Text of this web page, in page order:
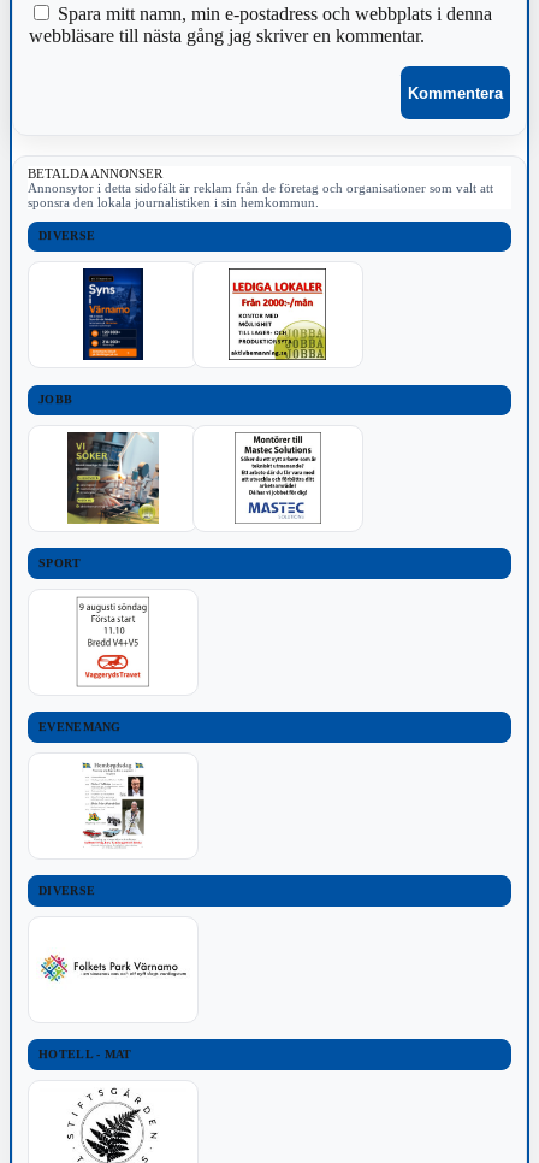
Spara mitt namn, min e-postadress och webbplats i denna
webbläsare till nästa gång jag skriver en kommentar.
BETALDA ANNONSER
Annonsytor i detta sidofält är reklam från de företag och organisationer som valt att
sponsra den lokala journalistiken i sin hemkommun.
DIVERSE
JOBB
SPORT
EVENEMANG
DIVERSE
HOTELL - MAT